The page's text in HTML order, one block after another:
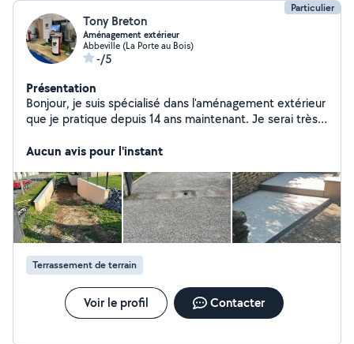
Particulier
Tony Breton
Aménagement extérieur
Abbeville (La Porte au Bois)
-/5
Présentation
Bonjour, je suis spécialisé dans l'aménagement extérieur
que je pratique depuis 14 ans maintenant. Je serai très
libre. ( Clôture, pavage, plantation, terrassement et
Aucun avis pour l'instant
Terrassement de terrain
Voir le profil Contacter